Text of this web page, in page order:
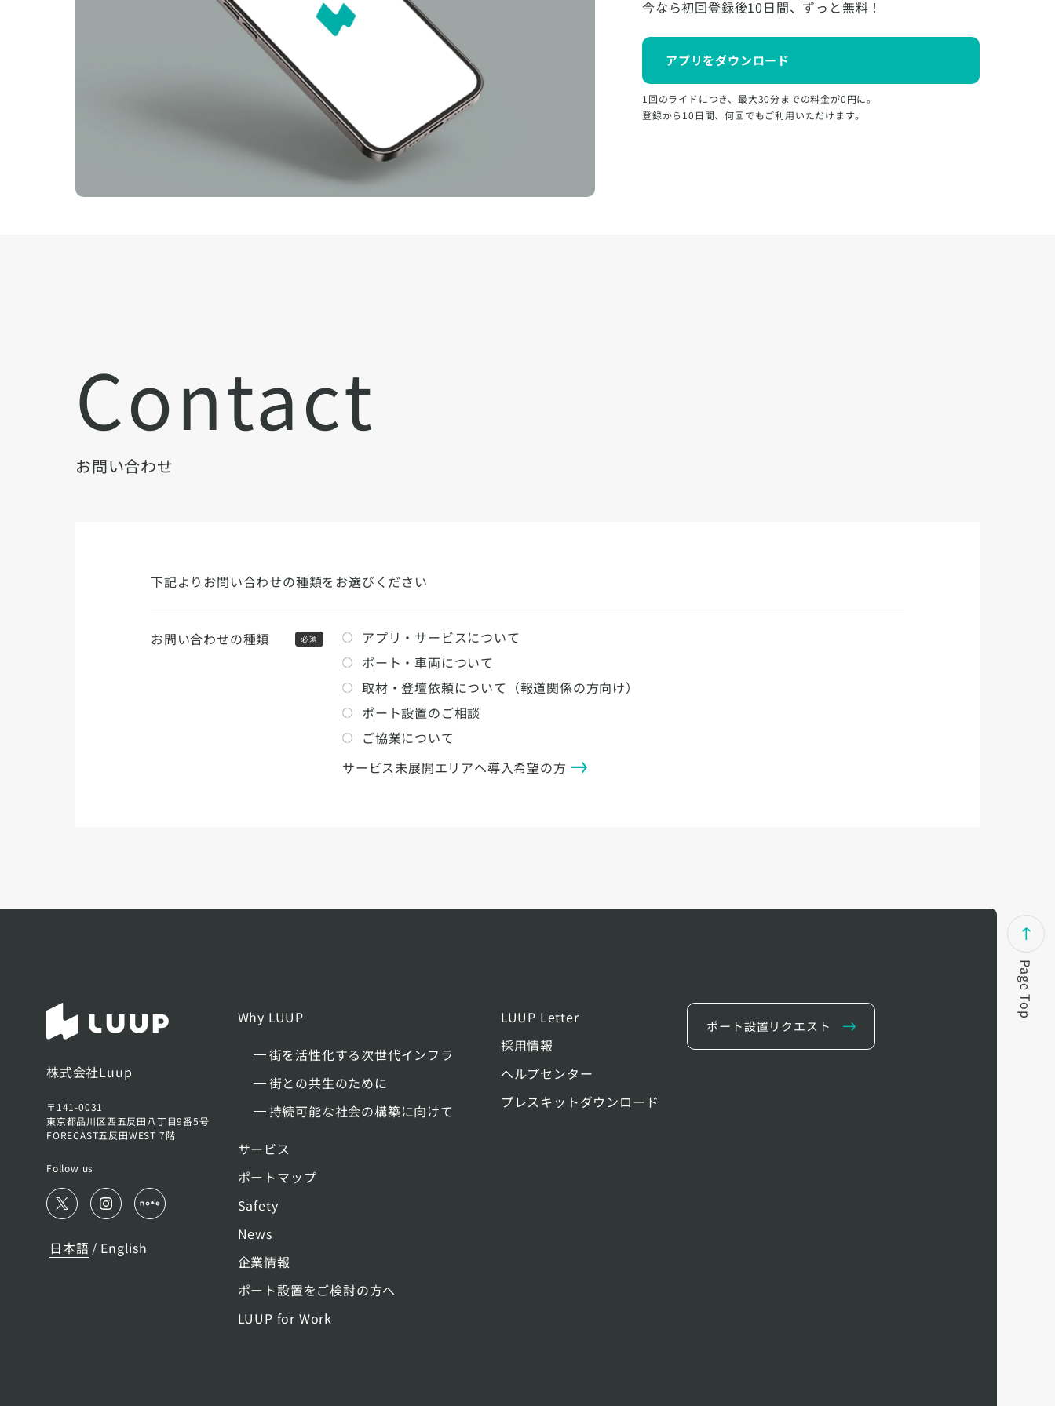
今なら初回登録後10日間、ずっと無料！
アプリをダウンロード
1回のライドにつき、最大30分までの料金が0円に。
登録から10日間、何回でもご利用いただけます。
Contact
お問い合わせ
下記よりお問い合わせの種類をお選びください
お問い合わせの種類 必須
アプリ・サービスについて
ポート・車両について
取材・登壇依頼について（報道関係の方向け）
ポート設置のご相談
ご協業について
サービス未展開エリアへ導入希望の方
株式会社Luup
〒141-0031
東京都品川区西五反田八丁目9番5号
FORECAST五反田WEST 7階
Follow us
日本語 / English
Why LUUP
街を活性化する次世代インフラ
街との共生のために
持続可能な社会の構築に向けて
サービス
ポートマップ
Safety
News
企業情報
ポート設置をご検討の方へ
LUUP for Work
LUUP Letter
採用情報
ヘルプセンター
プレスキットダウンロード
ポート設置リクエスト
Page Top